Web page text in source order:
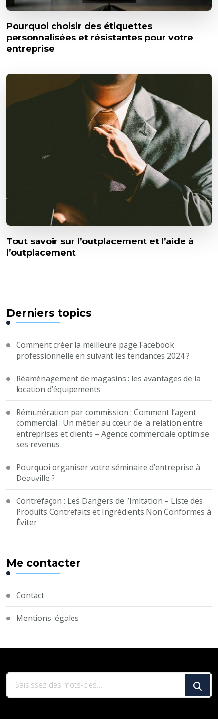
Pourquoi choisir des étiquettes
personnalisées et résistantes pour votre
entreprise
Tout savoir sur l’outplacement et l’aide à
l’outplacement
Derniers topics
Comment créer la meilleure page Facebook
professionnelle en suivant les tendances 2024 ?
Réaménagement de magasins : les avantages de la
location d’équipements
Rémunération par commission : Comment l’agent
commercial : Un métier au cœur de la relation entre
entreprises et clients – Agence commerciale optimise
ses revenus
Pourquoi organiser votre séminaire d’entreprise à
Deauville ?
Contrefaçon : Les Dangers de l’Imitation – Liste des
Produits Contrefaits et Ingrédients Non Conformes à
Éviter
Me contacter
Contact
Mentions légales